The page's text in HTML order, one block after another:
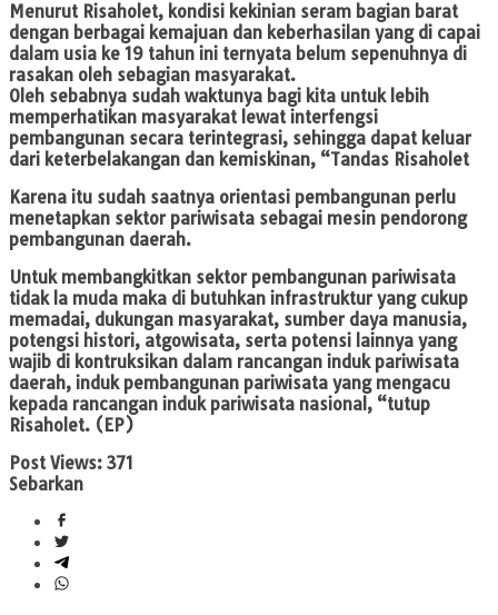
Menurut Risaholet, kondisi kekinian seram bagian barat
dengan berbagai kemajuan dan keberhasilan yang di capai
dalam usia ke 19 tahun ini ternyata belum sepenuhnya di
rasakan oleh sebagian masyarakat.
Oleh sebabnya sudah waktunya bagi kita untuk lebih
memperhatikan masyarakat lewat interfengsi
pembangunan secara terintegrasi, sehingga dapat keluar
dari keterbelakangan dan kemiskinan, “Tandas Risaholet
Karena itu sudah saatnya orientasi pembangunan perlu
menetapkan sektor pariwisata sebagai mesin pendorong
pembangunan daerah.
Untuk membangkitkan sektor pembangunan pariwisata
tidak la muda maka di butuhkan infrastruktur yang cukup
memadai, dukungan masyarakat, sumber daya manusia,
potengsi histori, atgowisata, serta potensi lainnya yang
wajib di kontruksikan dalam rancangan induk pariwisata
daerah, induk pembangunan pariwisata yang mengacu
kepada rancangan induk pariwisata nasional, “tutup
Risaholet. (EP)
Post Views: 371
Sebarkan